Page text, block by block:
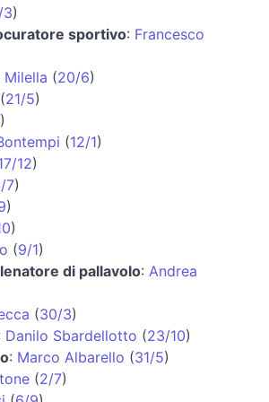
3)
sportivo: Francesco
Milella (20/6)
(21/5)
)
(12/1)
12)
7)
)
)
(9/1)
di pallavolo: Andrea
(30/3)
Danilo Sbardellotto (23/10)
: Marco Albarello (31/5)
(2/7)